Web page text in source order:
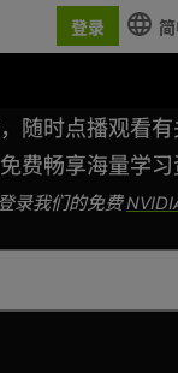
登录
随时点播观看
费畅享海量学习
录我们的免费